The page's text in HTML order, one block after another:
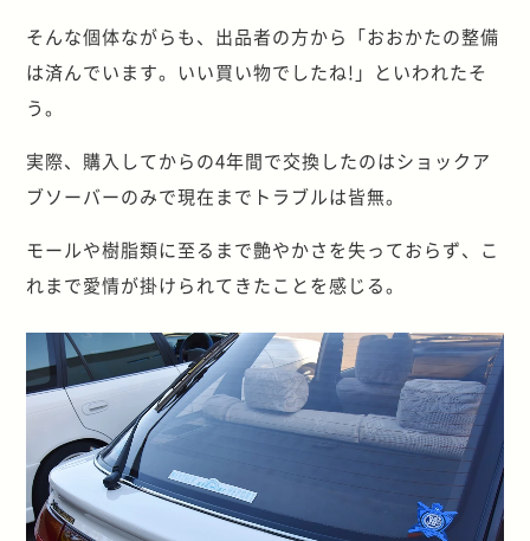
そんな個体ながらも、出品者の方から「おおかたの整備
は済んでいます。いい買い物でしたね!」といわれたそ
う。
実際、購入してからの4年間で交換したのはショックア
ブソーバーのみで現在までトラブルは皆無。
モールや樹脂類に至るまで艶やかさを失っておらず、こ
れまで愛情が掛けられてきたことを感じる。